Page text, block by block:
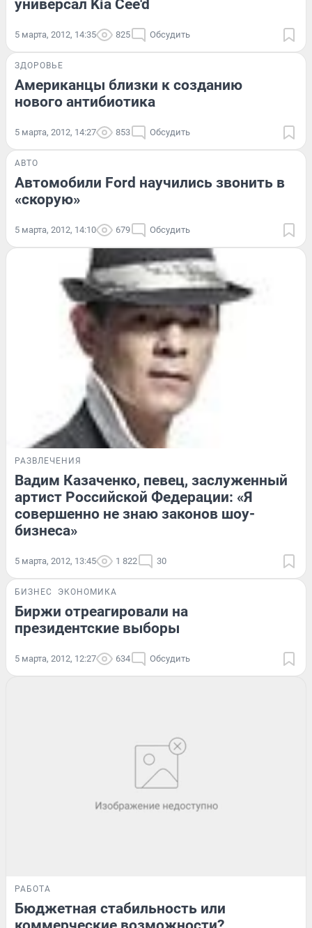
универсал Kia Cee'd
5 марта, 2012, 14:35 825 Обсудить
ЗДОРОВЬЕ
Американцы близки к созданию
нового антибиотика
5 марта, 2012, 14:27 853 Обсудить
АВТО
Автомобили Ford научились звонить в
«скорую»
5 марта, 2012, 14:10 679 Обсудить
РАЗВЛЕЧЕНИЯ
Вадим Казаченко, певец, заслуженный
артист Российской Федерации: «Я
совершенно не знаю законов шоу-
бизнеса»
5 марта, 2012, 13:45 1 822 30
БИЗНЕС ЭКОНОМИКА
Биржи отреагировали на
президентские выборы
5 марта, 2012, 12:27 634 Обсудить
РАБОТА
Бюджетная стабильность или